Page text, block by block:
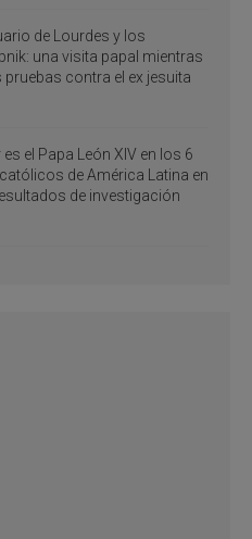
de Lourdes y los
una visita papal mientras
pruebas contra el ex jesuita
el Papa León XIV en los 6
de América Latina en
de investigación